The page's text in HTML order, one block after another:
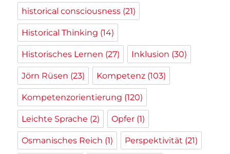
historical consciousness (21)
Historical Thinking (14)
Historisches Lernen (27) Inklusion (30)
Jörn Rüsen (23) Kompetenz (103)
Kompetenzorientierung (120)
Leichte Sprache (2) Opfer (1)
Osmanisches Reich (1) Perspektivität (21)